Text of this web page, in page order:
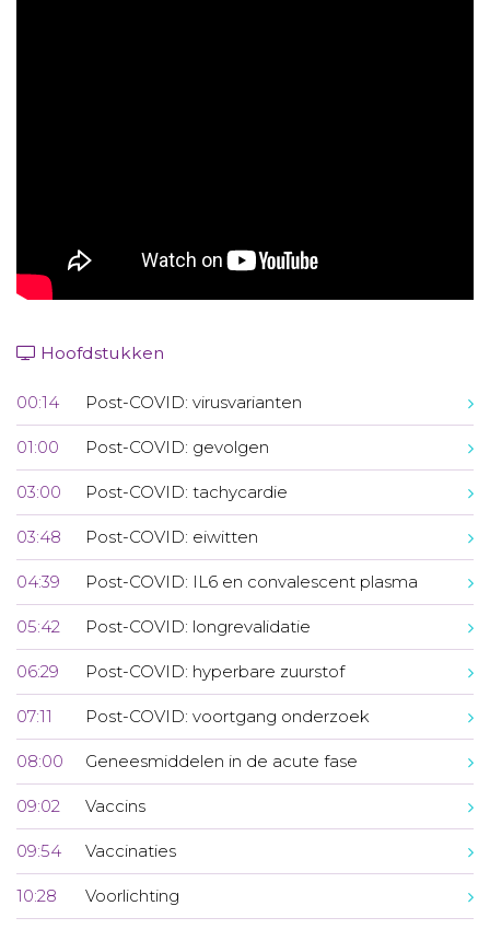
Hoofdstukken
00:14 Post-COVID: virusvarianten
01:00 Post-COVID: gevolgen
03:00 Post-COVID: tachycardie
03:48 Post-COVID: eiwitten
04:39 Post-COVID: IL6 en convalescent plasma
05:42 Post-COVID: longrevalidatie
06:29 Post-COVID: hyperbare zuurstof
07:11 Post-COVID: voortgang onderzoek
08:00 Geneesmiddelen in de acute fase
09:02 Vaccins
09:54 Vaccinaties
10:28 Voorlichting